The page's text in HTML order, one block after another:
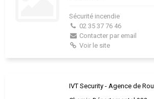
Sécurité incendie
02 35 37 76 46
Contacter par email
Voir le site
IVT Security - Agence de